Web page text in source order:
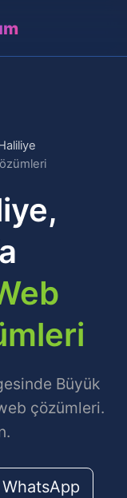
Büyük
çözümleri.